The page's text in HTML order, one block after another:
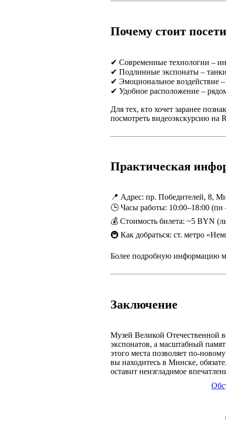
Почему стоит
✔ Современные технологии –
✔ Подлинные экспонаты –
✔ Эмоциональное воздействие
✔ Удобное расположение –
Для тех, кто хочет заранее
посмотреть видеоэкскурсию на
Практическая
📍 Адрес: пр. Победителей, 8,
🕒 Часы работы: 10:00–18:00 (пн
💰 Стоимость билета: ~5 BYN
🚇 Как добраться: ст. метро
Более подробную информацию
Заключение
Музей Великой Отечественной
экспонатов, а масштабный
этого места позволяет по-
вы находитесь в Минске,
оставит неизгладимое